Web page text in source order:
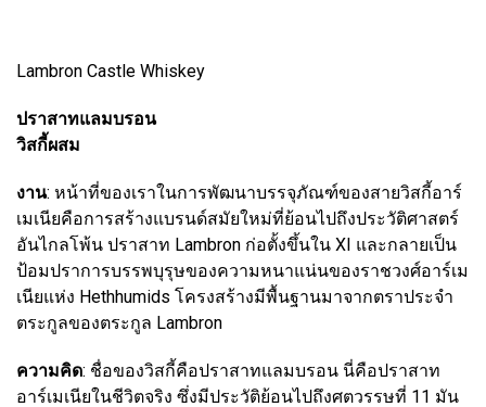
Lambron Castle Whiskey
ปราสาทแลมบรอน
วิสกี้ผสม
งาน: หน้าที่ของเราในการพัฒนาบรรจุภัณฑ์ของสายวิสกี้อาร์
เมเนียคือการสร้างแบรนด์สมัยใหม่ที่ย้อนไปถึงประวัติศาสตร์
อันไกลโพ้น ปราสาท Lambron ก่อตั้งขึ้นใน XI และกลายเป็น
ป้อมปราการบรรพบุรุษของความหนาแน่นของราชวงศ์อาร์เม
เนียแห่ง Hethhumids โครงสร้างมีพื้นฐานมาจากตราประจำ
ตระกูลของตระกูล Lambron
ความคิด: ชื่อของวิสกี้คือปราสาทแลมบรอน นี่คือปราสาท
อาร์เมเนียในชีวิตจริง ซึ่งมีประวัติย้อนไปถึงศตวรรษที่ 11 มัน